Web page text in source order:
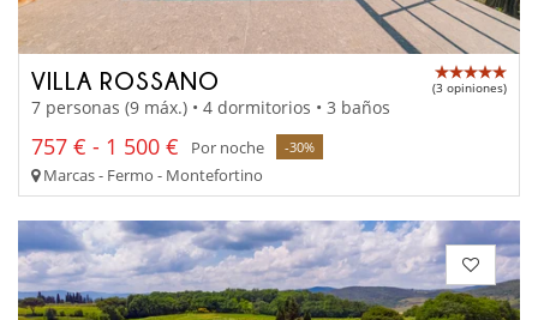
VILLA ROSSANO (3 opiniones)
7 personas (9 máx.) • 4 dormitorios • 3 baños
757 € - 1 500 € Por noche -30%
Marcas - Fermo - Montefortino